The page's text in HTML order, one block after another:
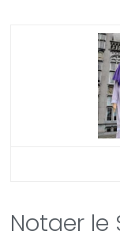
Notger le